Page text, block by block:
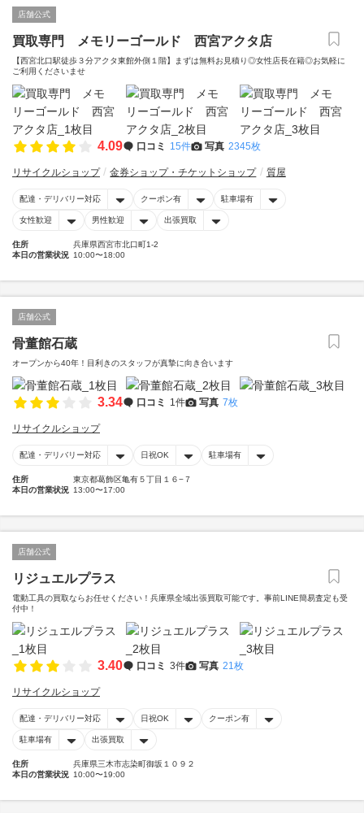
店舗公式
買取専門 メモリーゴールド 西宮アクタ店
【西宮北口駅徒歩３分アクタ東館外側１階】まずは無料お見積り◎女性店長在籍◎お気軽に
ご利用くださいませ
4.09 口コミ 15件 写真 2345枚
リサイクルショップ 金券ショップ・チケットショップ 質屋
配達・デリバリー対応 クーポン有 駐車場有
女性歓迎 男性歓迎 出張買取
住所
兵庫県西宮市北口町1-2
本日の営業状況 10:00〜18:00
店舗公式
骨董館石蔵
オープンから40年！目利きのスタッフが真摯に向き合います
3.34 口コミ 1件 写真 7枚
リサイクルショップ
配達・デリバリー対応 日祝OK 駐車場有
住所
東京都葛飾区亀有５丁目１６−７
本日の営業状況 13:00〜17:00
店舗公式
リジュエルプラス
電動工具の買取ならお任せください！兵庫県全域出張買取可能です。事前LINE簡易査定も受
付中！
3.40 口コミ 3件 写真 21枚
リサイクルショップ
配達・デリバリー対応 日祝OK クーポン有
駐車場有 出張買取
住所
兵庫県三木市志染町御坂１０９２
本日の営業状況 10:00〜19:00